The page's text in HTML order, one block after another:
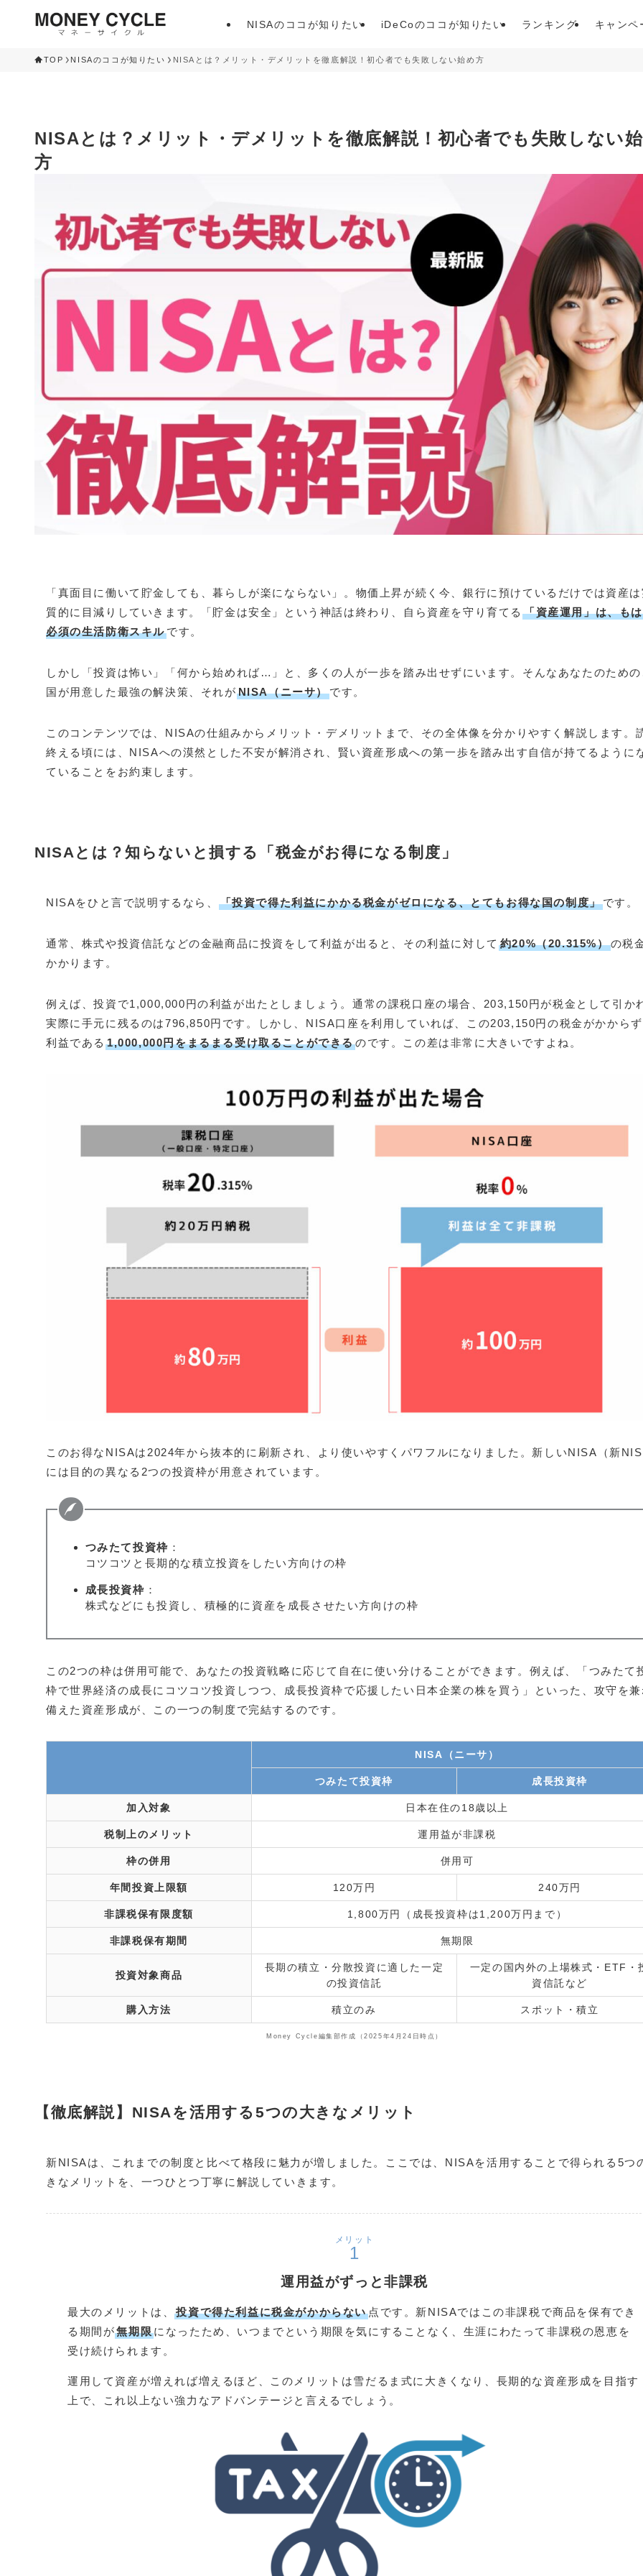
NISAのココが知りたい iDeCoのココが知りたい ランキング キャンペ
TOP NISAのココが知りたい NISAとは？メリット・デメリットを徹底解説！初心者でも失敗しない始め方
NISAとは？メリット・デメリットを徹底解説！初心者でも失敗しない
方
「真面目に働いて貯金しても、暮らしが楽にならない」。物価上昇が続く今、銀行に預けているだけでは資産
質的に目減りしていきます。「貯金は安全」という神話は終わり、自ら資産を守り育てる 「資産運用」は、も
必須の生活防衛スキルです。
しかし「投資は怖い」「何から始めれば…」と、多くの人が一歩を踏み出せずにいます。そんなあなたのため
国が用意した最強の解決策、それが NISA（ニーサ）です。
このコンテンツでは、NISAの仕組みからメリット・デメリットまで、その全体像を分かりやすく解説します。
終える頃には、NISAへの漠然とした不安が解消され、賢い資産形成への第一歩を踏み出す自信が持てるように
ていることをお約束します。
NISAとは？知らないと損する「税金がお得になる制度」
NISAをひと言で説明するなら、 「投資で得た利益にかかる税金がゼロになる、とてもお得な国の制度」です。
通常、株式や投資信託などの金融商品に投資をして利益が出ると、その利益に対して 約20%（20.315%）の税
かかります。
例えば、投資で1,000,000円の利益が出たとしましょう。通常の課税口座の場合、203,150円が税金として引か
実際に手元に残るのは796,850円です。しかし、NISA口座を利用していれば、この203,150円の税金がかから
利益である 1,000,000円をまるまる受け取ることができるのです。この差は非常に大きいですよね。
このお得なNISAは2024年から抜本的に刷新され、より使いやすくパワフルになりました。新しいNISA（新
には目的の異なる2つの投資枠が用意されています。
つみたて投資枠 ：
コツコツと長期的な積立投資をしたい方向けの枠
成長投資枠 ：
株式などにも投資し、積極的に資産を成長させたい方向けの枠
この2つの枠は併用可能で、あなたの投資戦略に応じて自在に使い分けることができます。例えば、「つみたて
枠で世界経済の成長にコツコツ投資しつつ、成長投資枠で応援したい日本企業の株を買う」といった、攻守を
備えた資産形成が、この一つの制度で完結するのです。
NISA（ニーサ）
つみたて投資枠 成長投資枠
加入対象 日本在住の18歳以上
税制上のメリット 運用益が非課税
枠の併用 併用可
年間投資上限額 120万円 240万円
非課税保有限度額 1,800万円（成長投資枠は1,200万円まで）
非課税保有期間 無期限
投資対象商品
長期の積立・分散投資に適した一定
の投資信託
一定の国内外の上場株式・ETF・
資信託など
購入方法 積立のみ スポット・積立
Money Cycle編集部作成（2025年4月24日時点）
【徹底解説】NISAを活用する5つの大きなメリット
新NISAは、これまでの制度と比べて格段に魅力が増しました。ここでは、NISAを活用することで得られる5つ
きなメリットを、一つひとつ丁寧に解説していきます。
メリット
運用益がずっと非課税
最大のメリットは、投資で得た利益に税金がかからない 点です。新NISAではこの非課税で商品を保有でき
る期間が無期限になったため、いつまでという期限を気にすることなく、生涯にわたって非課税の恩恵を
受け続けられます。
運用して資産が増えれば増えるほど、このメリットは雪だるま式に大きくなり、長期的な資産形成を目指す
上で、これ以上ない強力なアドバンテージと言えるでしょう。